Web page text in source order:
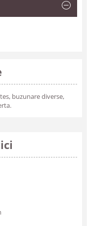
buzunare diverse,